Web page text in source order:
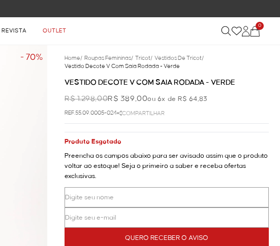
REVISTA OUTLET
0
- 70% Home/ Roupas Femininas/ Tricot/ Vestidos De Tricot/
Vestido Decote V Com Saia Rodada - Verde
VESTIDO DECOTE V COM SAIA RODADA - VERDE
R$ 1.298,00R$ 389,00ou 6x de R$ 64,83
REF.55.09.0005-024 COMPARTILHAR
Produto Esgotado
Preencha os campos abaixo para ser avisado assim que o produto
voltar ao estoque! Seja o primeiro a saber e receba ofertas
exclusivas.
QUERO RECEBER O AVISO